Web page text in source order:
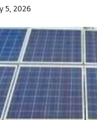
5, 2026